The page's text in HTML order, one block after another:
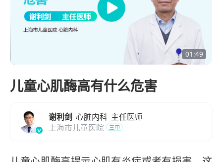
01:49
儿童心肌酶高有什么危害
谢利剑 心脏内科 主任医师
上海市儿童医院
三甲